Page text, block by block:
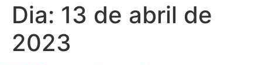
Dia: 13 de abril de
2023